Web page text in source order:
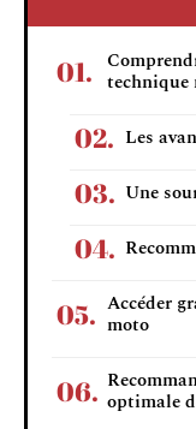
technique
Les
Une
Accéder
moto
optimale